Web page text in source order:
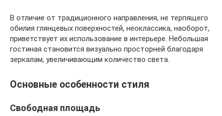
В отличие от традиционного направления, не терпящего
обилия глянцевых поверхностей, неоклассика, наоборот,
приветствует их использование в интерьере. Небольшая
гостиная становится визуально просторней благодаря
зеркалам, увеличивающим количество света.
Основные особенности стиля
Свободная площадь